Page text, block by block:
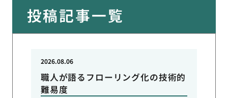
投稿記事一覧
職人が語るフローリング化の技術的
難易度
2026.08.06